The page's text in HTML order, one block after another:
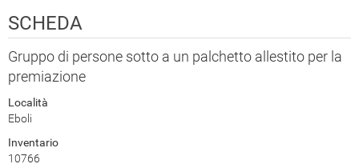
SCHEDA
Gruppo di persone sotto a un palchetto allestito per la
premiazione
Località
Eboli
Inventario
10766